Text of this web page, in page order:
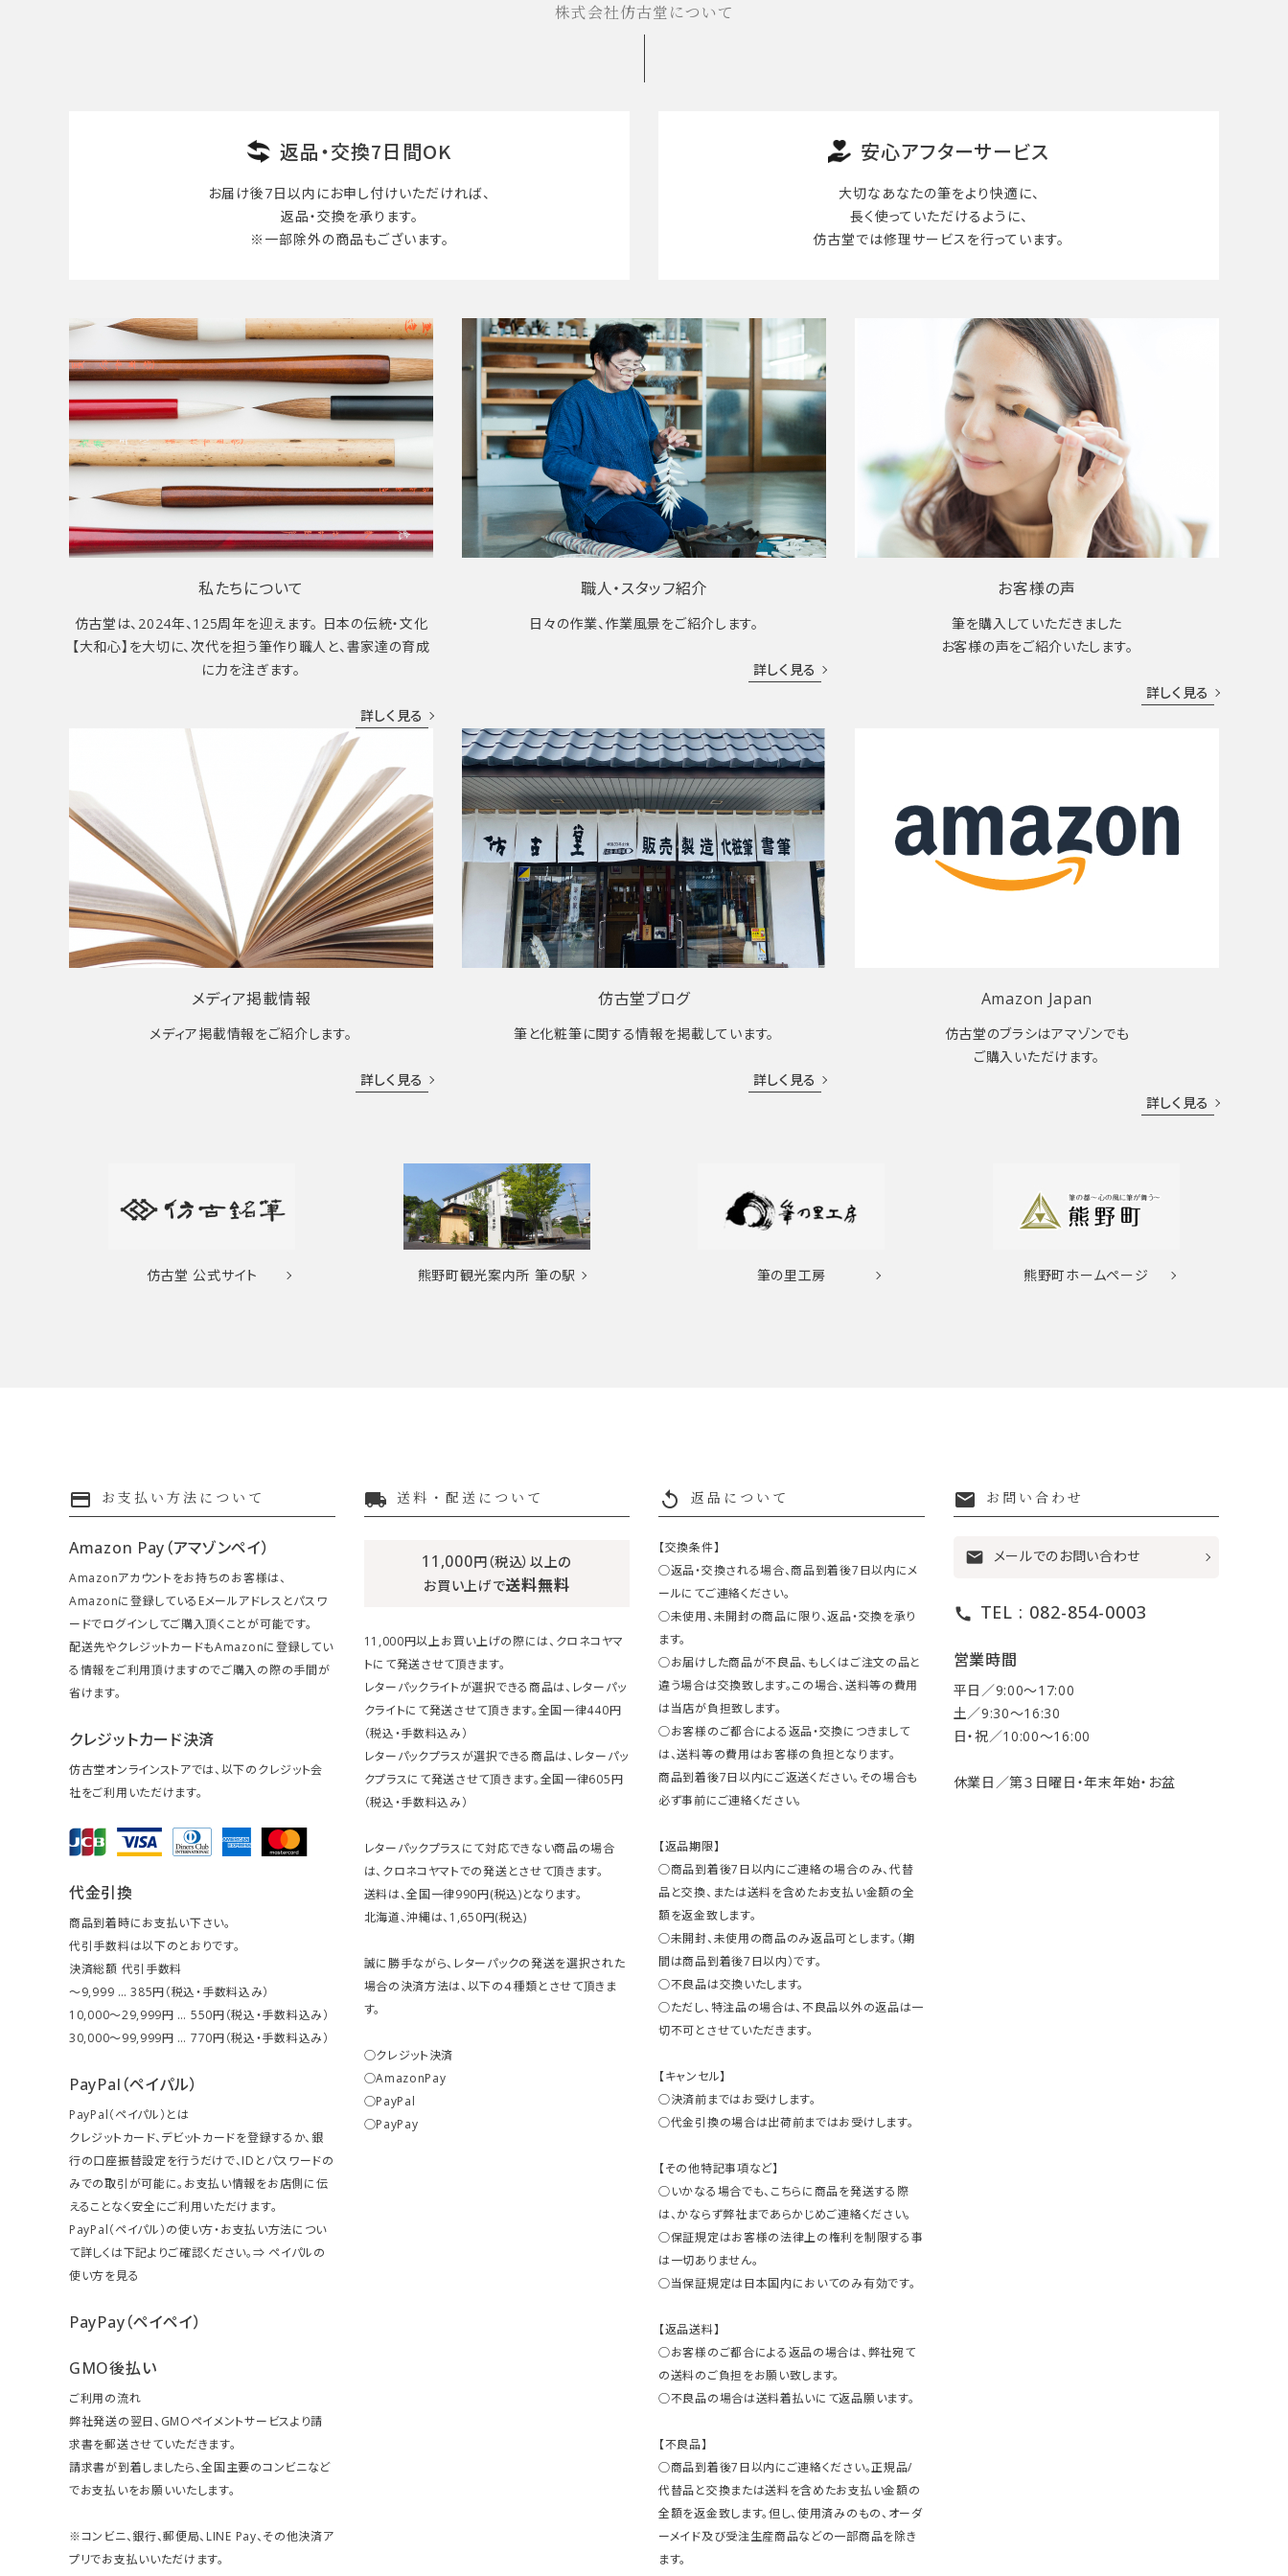
株式会社仿古堂について
返品・交換7日間OK
お届け後7日以内にお申し付けいただければ、
返品・交換を承ります。
※一部除外の商品もございます。
安心アフターサービス
大切なあなたの筆をより快適に、
長く使って いただけるように、
仿古堂では修理サービスを行っています。
私たちについて
仿古堂は、2024年、125周年を迎えます。 日本の伝統・文化
【大和心】を大切に、次代を担う筆作り職人と、書家達の育成
に力を注ぎます。
詳しく見る
職人・スタッフ紹介
日々の作業、作業風景をご紹介します。
詳しく見る
お客様の声
筆を購入していただきました
お客様の声をご紹介いたします。
詳しく見る
メディア掲載情報
メディア掲載情報をご紹介します。
詳しく見る
仿古堂ブログ
筆と化粧筆に関する情報を掲載しています。
詳しく見る
Amazon Japan
仿古堂のブラシはアマゾンでも
ご購入いただけます。
詳しく見る
仿古堂 公式サイト 熊野町観光案内所 筆の駅 筆の里工房 熊野町ホームページ
payment お支払い方法について
Amazon Pay（アマゾンペイ）
Amazonアカウントをお持ちのお客様は、
Amazonに登録しているEメールアドレスとパスワ
ードでログインしてご購入頂くことが可能です。
配送先やクレジットカードもAmazonに登録してい
る情報をご利用頂けますのでご購入の際の手間が
省けます。
クレジットカード決済
仿古堂オンラインストアでは、以下のクレジット会
社をご利用いただけます。
代金引換
商品到着時にお支払い下さい。
代引手数料は以下のとおりです。
決済総額 代引手数料
～9,999 … 385円（税込・手数料込み）
10,000～29,999円 … 550円（税込・手数料込み）
30,000～99,999円 … 770円（税込・手数料込み）
PayPal（ペイパル）
PayPal（ペイパル）とは
クレジットカード、デビットカードを登録するか、銀
行の口座振替設定を行うだけで、IDとパスワードの
みでの取引が可能に。お支払い情報をお店側に伝
えることなく安全にご利用いただけます。
PayPal（ペイパル）の使い方・お支払い方法につい
て詳しくは下記よりご確認ください。⇒ ペイパルの
使い方を見る
PayPay（ペイペイ）
GMO後払い
ご利用の流れ
弊社発送の翌日、GMOペイメントサービスより請
求書を郵送させていただきます。
請求書が到着しましたら、全国主要のコンビニなど
でお支払いをお願いいたします。
※コンビニ、銀行、郵便局、LINE Pay、その他決済ア
プリでお支払いいただけます。
local_shipping 送料・配送について
11,000円（税込）以上の
お買い上げで送料無料
11,000円以上お買い上げの際には、クロネコヤマ
トにて発送させて頂きます。
レターパックライトが選択できる商品は、レターパッ
クライトにて発送させて頂きます。全国一律440円
（税込・手数料込み）
レターパックプラスが選択できる商品は、レターパッ
クプラスにて発送させて頂きます。全国一律605円
（税込・手数料込み）
レターパックプラスにて対応できない商品の場合
は、クロネコヤマトでの発送とさせて頂きます。
送料は、全国一律990円(税込)となります。
北海道、沖縄は、1,650円(税込)
誠に勝手ながら、レターパックの発送を選択された
場合の決済方法は、以下の４種類とさせて頂きま
す。
○クレジット決済
○AmazonPay
○PayPal
○PayPay
replay 返品について
【交換条件】
○返品・交換される場合、商品到着後7日以内にメ
ールにてご連絡ください。
○未使用、未開封の商品に限り、返品・交換を承り
ます。
○お届けした商品が不良品、もしくはご注文の品と
違う場合は交換致します。この場合、送料等の費用
は当店が負担致します。
○お客様のご都合による返品・交換につきまして
は、送料等の費用はお客様の負担となります。
商品到着後7日以内にご返送ください。その場合も
必ず事前にご連絡ください。
【返品期限】
○商品到着後7日以内にご連絡の場合のみ、代替
品と交換、または送料を含めたお支払い金額の全
額を返金致します。
○未開封、未使用の商品のみ返品可とします。（期
間は商品到着後7日以内）です。
○不良品は交換いたします。
○ただし、特注品の場合は、不良品以外の返品は一
切不可とさせていただきます。
【キャンセル】
○決済前まではお受けします。
○代金引換の場合は出荷前まではお受けします。
【その他特記事項など】
○いかなる場合でも、こちらに商品を発送する際
は、かならず弊社まであらかじめご連絡ください。
○保証規定はお客様の法律上の権利を制限する事
は一切ありません。
○当保証規定は日本国内においてのみ有効です。
【返品送料】
○お客様のご都合による返品の場合は、弊社宛て
の送料のご負担をお願い致します。
○不良品の場合は送料着払いにて返品願います。
【不良品】
○商品到着後7日以内にご連絡ください。正規品/
代替品と交換または送料を含めたお支払い金額の
全額を返金致します。但し、使用済みのもの、オーダ
ーメイド及び受注生産商品などの一部商品を除き
ます。
mail お問い合わせ
mail メールでのお問い合わせ
call TEL : 082-854-0003
営業時間
平日／9:00〜17:00
土／9:30〜16:30
日・祝／10:00〜16:00
休業日／第３日曜日・年末年始・お盆